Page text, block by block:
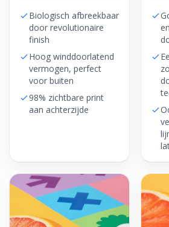
Biologisch afbreekbaar
door revolutionaire
finish
Hoog winddoorlatend
vermogen, perfect
voor buiten
98% zichtbare print
aan achterzijde